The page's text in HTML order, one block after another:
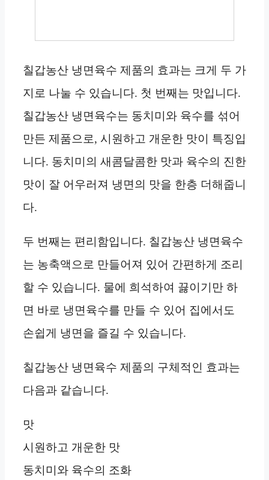
칠갑농산 냉면육수 제품의 효과는 크게 두 가
지로 나눌 수 있습니다. 첫 번째는 맛입니다.
칠갑농산 냉면육수는 동치미와 육수를 섞어
만든 제품으로, 시원하고 개운한 맛이 특징입
니다. 동치미의 새콤달콤한 맛과 육수의 진한
맛이 잘 어우러져 냉면의 맛을 한층 더해줍니
다.
두 번째는 편리함입니다. 칠갑농산 냉면육수
는 농축액으로 만들어져 있어 간편하게 조리
할 수 있습니다. 물에 희석하여 끓이기만 하
면 바로 냉면육수를 만들 수 있어 집에서도
손쉽게 냉면을 즐길 수 있습니다.
칠갑농산 냉면육수 제품의 구체적인 효과는
다음과 같습니다.
맛
시원하고 개운한 맛
동치미와 육수의 조화